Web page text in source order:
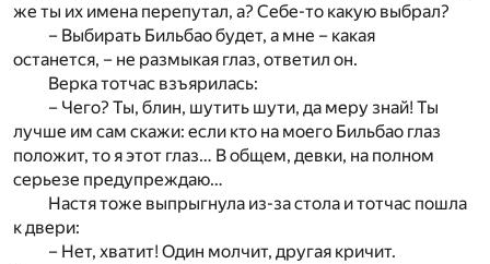
же ты их имена перепутал, а? Себе-то какую выбрал?
– Выбирать Бильбао будет, а мне – какая
останется, – не размыкая глаз, ответил он.
Верка тотчас взъярилась:
– Чего? Ты, блин, шутить шути, да меру знай! Ты
лучше им сам скажи: если кто на моего Бильбао глаз
положит, то я этот глаз… В общем, девки, на полном
серьезе предупреждаю…
Настя тоже выпрыгнула из-за стола и тотчас пошла
к двери:
– Нет, хватит! Один молчит, другая кричит.